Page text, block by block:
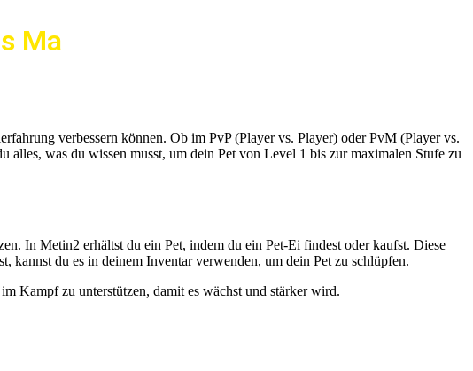
Ma
verbessern können. Ob im PvP (Player vs. Player) oder PvM (Player vs.
was du wissen musst, um dein Pet von Level 1 bis zur maximalen Stufe zu
In Metin2 erhältst du ein Pet, indem du ein Pet-Ei findest oder kaufst. Diese
kannst du es in deinem Inventar verwenden, um dein Pet zu schlüpfen.
Kampf zu unterstützen, damit es wächst und stärker wird.